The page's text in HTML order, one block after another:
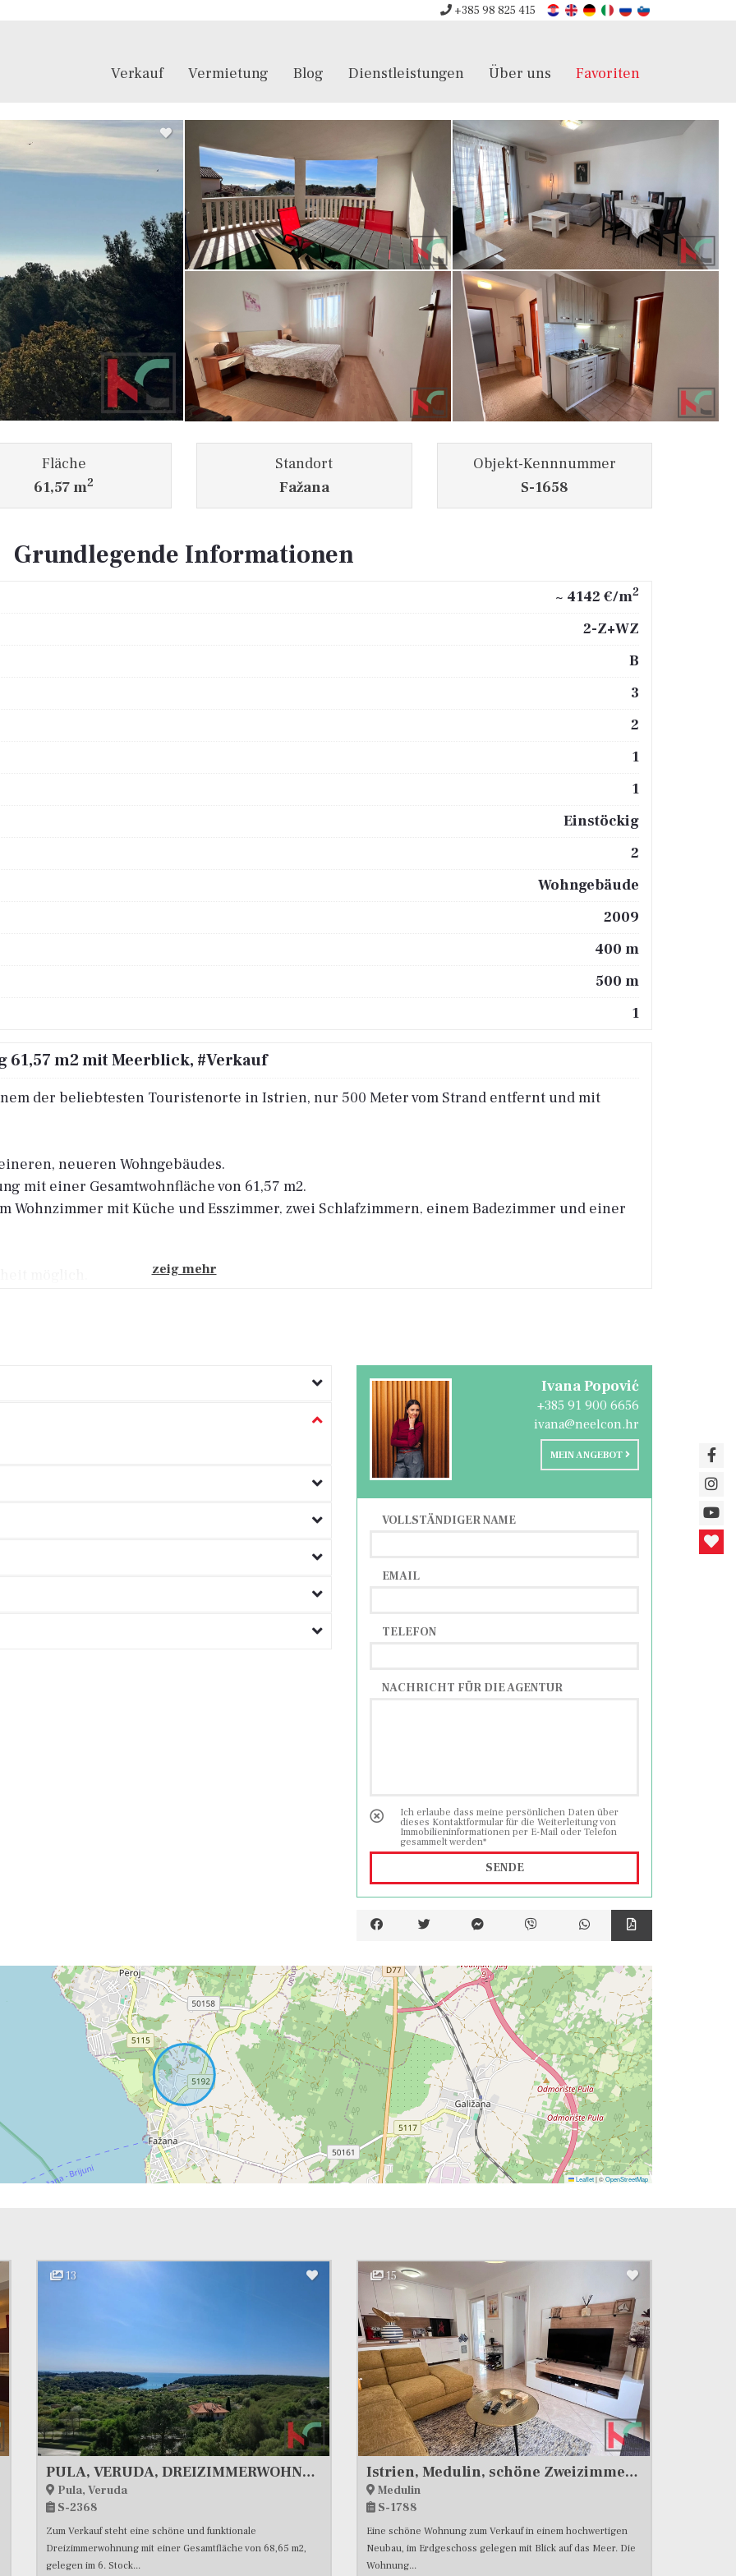
+385 98 825 415
Verkauf Vermietung Blog Dienstleistungen Über uns Favoriten
Fläche
61,57 m2
Standort
Fažana
Objekt-Kennnummer
S-1658
Grundlegende Informationen
~ 4142 €/m2
2-Z+WZ
B
3
2
1
1
Einstöckig
2
Wohngebäude
2009
400 m
500 m
1
61,57 m2 mit Meerblick, #Verkauf
der beliebtesten Touristenorte in Istrien, nur 500 Meter vom Strand entfernt und mit
neueren Wohngebäudes.
mit einer Gesamtwohnfläche von 61,57 m2.
Wohnzimmer mit Küche und Esszimmer, zwei Schlafzimmern, einem Badezimmer und einer
nur 500 Meter vom Strand entfernt, der Kategorisierung und des bereits gut etablierten
eine ideale Investitionsmöglichkeit für touristische Zwecke dar.
zeig mehr
Ivana Popović
+385 91 900 6656
ivana@neelcon.hr
MEIN ANGEBOT
VOLLSTÄNDIGER NAME
EMAIL
TELEFON
NACHRICHT FÜR DIE AGENTUR
Ich erlaube dass meine persönlichen Daten über
dieses Kontaktformular für die Weiterleitung von
Immobilieninformationen per E-Mail oder Telefon
gesammelt werden*
SENDE
Leaflet|©OpenStreetMap
13
PULA, VERUDA, DREIZIMMERWOHNUNG MIT MEERBLICK #VERKAUF
Pula, Veruda
S-2368
Zum Verkauf steht eine schöne und funktionale
Dreizimmerwohnung mit einer Gesamtfläche von 68,65 m2,
gelegen im 6. Stock...
15
Istrien, Medulin, schöne Zweizimmerwohnung am Meer, Meerblick #Verkauf
Medulin
S-1788
Eine schöne Wohnung zum Verkauf in einem hochwertigen
Neubau, im Erdgeschoss gelegen mit Blick auf das Meer. Die
Wohnung...